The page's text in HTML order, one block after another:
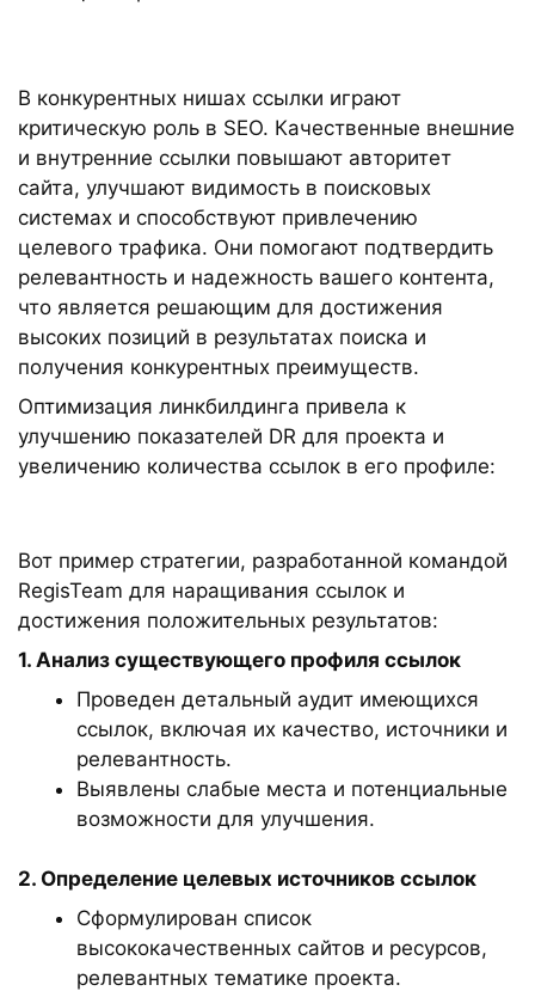
В конкурентных нишах ссылки играют
критическую роль в SEO. Качественные внешние
и внутренние ссылки повышают авторитет
сайта, улучшают видимость в поисковых
системах и способствуют привлечению
целевого трафика. Они помогают подтвердить
релевантность и надежность вашего контента,
что является решающим для достижения
высоких позиций в результатах поиска и
получения конкурентных преимуществ.
Оптимизация линкбилдинга привела к
улучшению показателей DR для проекта и
увеличению количества ссылок в его профиле:
Вот пример стратегии, разработанной командой
RegisTeam для наращивания ссылок и
достижения положительных результатов:
1. Анализ существующего профиля ссылок
Проведен детальный аудит имеющихся
ссылок, включая их качество, источники и
релевантность.
Выявлены слабые места и потенциальные
возможности для улучшения.
2. Определение целевых источников ссылок
Сформулирован список
высококачественных сайтов и ресурсов,
релевантных тематике проекта.